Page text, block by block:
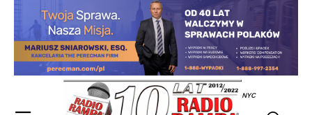
NYC